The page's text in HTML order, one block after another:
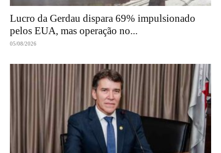
Lucro da Gerdau dispara 69% impulsionado
pelos EUA, mas operação no...
05/08/2026